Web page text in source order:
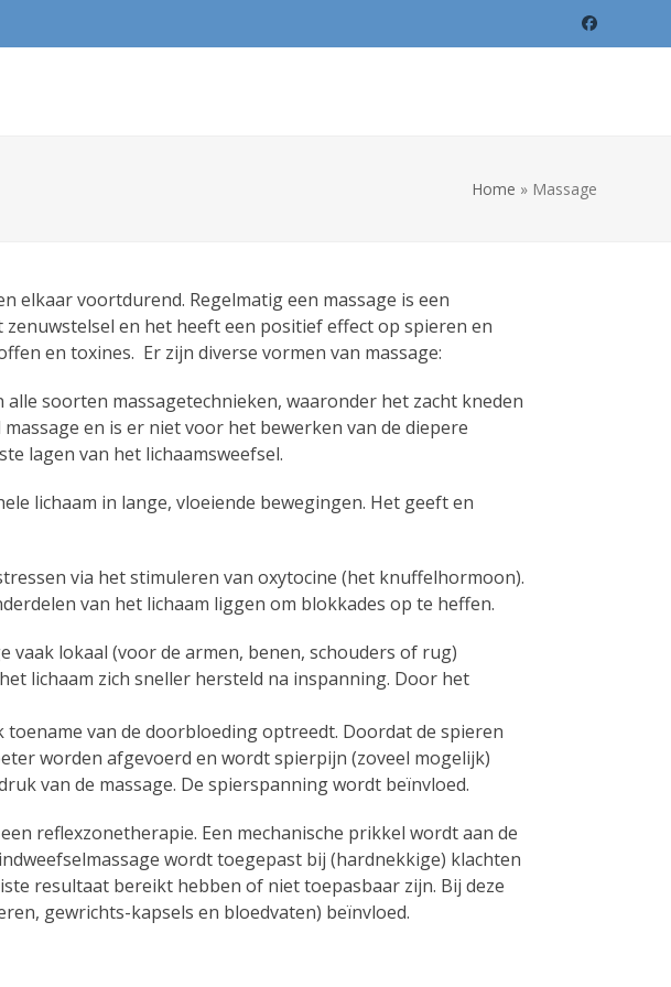
Facebook
Home » Massage
elkaar voortdurend. Regelmatig een massage is een
en het heeft een positief effect op spieren en
en toxines. Er zijn diverse vormen van massage:
soorten massagetechnieken, waaronder het zacht kneden
en is er niet voor het bewerken van de diepere
lagen van het lichaamsweefsel.
lichaam in lange, vloeiende bewegingen. Het geeft en
via het stimuleren van oxytocine (het knuffelhormoon).
van het lichaam liggen om blokkades op te heffen.
lokaal (voor de armen, benen, schouders of rug)
lichaam zich sneller hersteld na inspanning. Door het
van de doorbloeding optreedt. Doordat de spieren
worden afgevoerd en wordt spierpijn (zoveel mogelijk)
van de massage. De spierspanning wordt beïnvloed.
reflexzonetherapie. Een mechanische prikkel wordt aan de
wordt toegepast bij (hardnekkige) klachten
resultaat bereikt hebben of niet toepasbaar zijn. Bij deze
gewrichts-kapsels en bloedvaten) beïnvloed.